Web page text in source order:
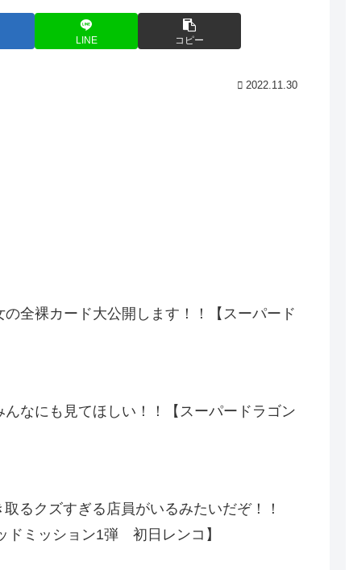
LINE コピー
2022.11.30
全裸カード大公開します！！【スーパード
なにも見てほしい！！【スーパードラゴン
るクズすぎる店員がいるみたいだぞ！！
ドミッション1弾 初日レンコ】